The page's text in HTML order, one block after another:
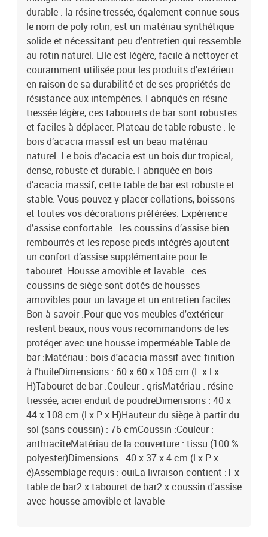
durable : la résine tressée, également connue sous
le nom de poly rotin, est un matériau synthétique
solide et nécessitant peu d'entretien qui ressemble
au rotin naturel. Elle est légère, facile à nettoyer et
couramment utilisée pour les produits d'extérieur
en raison de sa durabilité et de ses propriétés de
résistance aux intempéries. Fabriqués en résine
tressée légère, ces tabourets de bar sont robustes
et faciles à déplacer. Plateau de table robuste : le
bois d’acacia massif est un beau matériau
naturel. Le bois d’acacia est un bois dur tropical,
dense, robuste et durable. Fabriquée en bois
d’acacia massif, cette table de bar est robuste et
stable. Vous pouvez y placer collations, boissons
et toutes vos décorations préférées. Expérience
d’assise confortable : les coussins d’assise bien
rembourrés et les repose-pieds intégrés ajoutent
un confort d’assise supplémentaire pour le
tabouret. Housse amovible et lavable : ces
coussins de siège sont dotés de housses
amovibles pour un lavage et un entretien faciles.
Bon à savoir :Pour que vos meubles d'extérieur
restent beaux, nous vous recommandons de les
protéger avec une housse imperméable.Table de
bar :Matériau : bois d'acacia massif avec finition
à l'huileDimensions : 60 x 60 x 105 cm (L x l x
H)Tabouret de bar :Couleur : grisMatériau : résine
tressée, acier enduit de poudreDimensions : 40 x
44 x 108 cm (l x P x H)Hauteur du siège à partir du
sol (sans coussin) : 76 cmCoussin :Couleur :
anthraciteMatériau de la couverture : tissu (100 %
polyester)Dimensions : 40 x 37 x 4 cm (l x P x
é)Assemblage requis : ouiLa livraison contient :1 x
table de bar2 x tabouret de bar2 x coussin d'assise
avec housse amovible et lavable